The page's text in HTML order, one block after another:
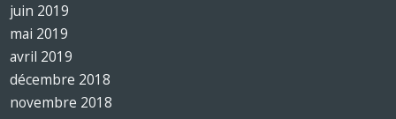
juin 2019
mai 2019
avril 2019
décembre 2018
novembre 2018